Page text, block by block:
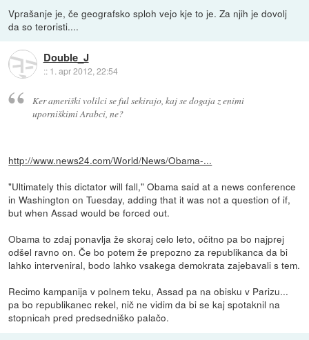
Vprašanje je, če geografsko sploh vejo kje to je. Za njih je dovolj
da so teroristi....
Double_J
:: 1. apr 2012, 22:54
Ker ameriški volilci se ful sekirajo, kaj se dogaja z enimi
uporniškimi Arabci, ne?
http://www.news24.com/World/News/Obama-...
"Ultimately this dictator will fall," Obama said at a news conference
in Washington on Tuesday, adding that it was not a question of if,
but when Assad would be forced out.
Obama to zdaj ponavlja že skoraj celo leto, očitno pa bo najprej
odšel ravno on. Če bo potem že prepozno za republikanca da bi
lahko interveniral, bodo lahko vsakega demokrata zajebavali s tem.
Recimo kampanija v polnem teku, Assad pa na obisku v Parizu...
pa bo republikanec rekel, nič ne vidim da bi se kaj spotaknil na
stopnicah pred predsedniško palačo.